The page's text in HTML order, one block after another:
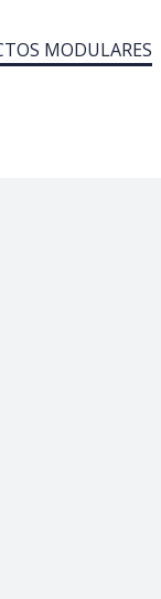
en
de protección,
MODULARES